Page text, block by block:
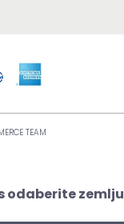
TEAM
odaberite zemlju